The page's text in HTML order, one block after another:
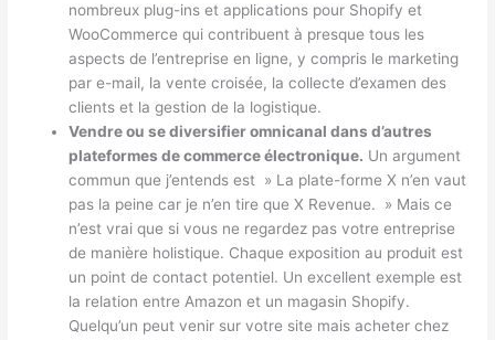
nombreux plug-ins et applications pour Shopify et
WooCommerce qui contribuent à presque tous les
aspects de l’entreprise en ligne, y compris le marketing
par e-mail, la vente croisée, la collecte d’examen des
clients et la gestion de la logistique.
Vendre ou se diversifier omnicanal dans d’autres
plateformes de commerce électronique. Un argument
commun que j’entends est » La plate-forme X n’en vaut
pas la peine car je n’en tire que X Revenue. » Mais ce
n’est vrai que si vous ne regardez pas votre entreprise
de manière holistique. Chaque exposition au produit est
un point de contact potentiel. Un excellent exemple est
la relation entre Amazon et un magasin Shopify.
Quelqu’un peut venir sur votre site mais acheter chez